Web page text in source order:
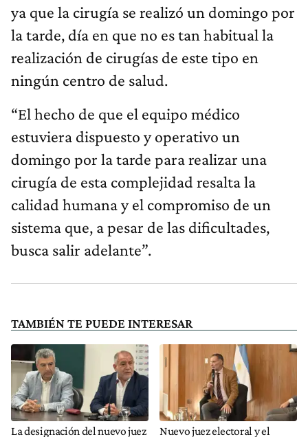
ya que la cirugía se realizó un domingo por
la tarde, día en que no es tan habitual la
realización de cirugías de este tipo en
ningún centro de salud.
“El hecho de que el equipo médico
estuviera dispuesto y operativo un
domingo por la tarde para realizar una
cirugía de esta complejidad resalta la
calidad humana y el compromiso de un
sistema que, a pesar de las dificultades,
busca salir adelante”.
TAMBIÉN TE PUEDE INTERESAR
La designación del nuevo juez
Nuevo juez electoral y el